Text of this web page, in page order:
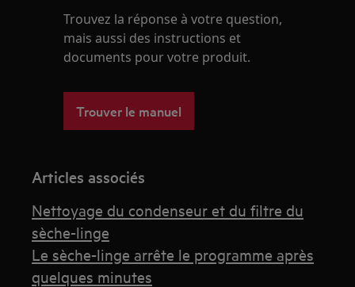
Trouvez la réponse à votre question,
mais aussi des instructions et
documents pour votre produit.
Trouver le manuel
Articles associés
Nettoyage du condenseur et du filtre du
sèche-linge
Le sèche-linge arrête le programme après
quelques minutes